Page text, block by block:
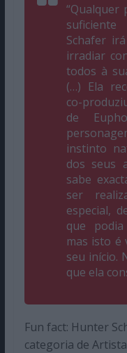
“Qualquer
Schafer
irradiar
todos à
(…) Ela
co-
de
instinto
dos seus
sabe
ser
especial,
que
mas isto é
seu início.
que ela
Fun fact: Hunter
categoria de